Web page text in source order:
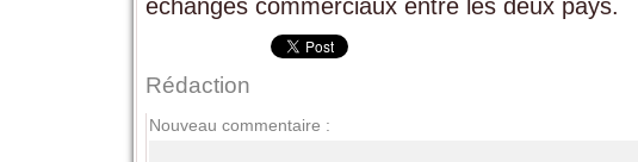
échanges commerciaux entre les deux pays.
Rédaction
Nouveau commentaire :